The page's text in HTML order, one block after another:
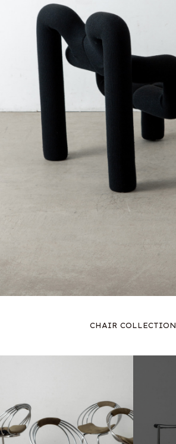
CHAIR COLLECTION